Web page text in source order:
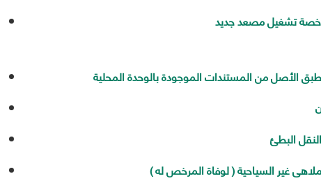
تشغيل مصعد جديد
الأصل من المستندات الموجودة بالوحدة المحلية
البطئ
غير السياحية ( لوفاة المرخص له )